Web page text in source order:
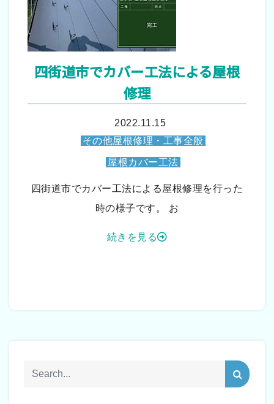
四街道市でカバー工法による屋根
修理
2022.11.15
その他屋根修理・工事全般
屋根カバー工法
四街道市でカバー工法による屋根修理を行った
時の様子です。 お
続きを見る